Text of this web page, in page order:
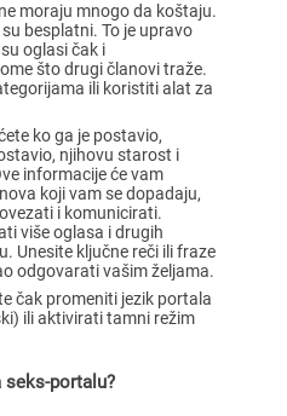
moraju mnogo da koštaju.
besplatni. To je upravo
oglasi čak i
što drugi članovi traže.
ili koristiti alat za
ko ga je postavio,
njihovu starost i
informacije će vam
koji vam se dopadaju,
i komunicirati.
više oglasa i drugih
Unesite ključne reči ili fraze
odgovarati vašim željama.
čak promeniti jezik portala
ili aktivirati tamni režim
portalu?